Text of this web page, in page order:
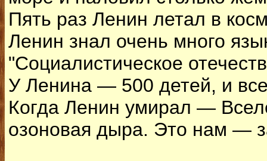
Пять раз Ленин летал в
Ленин знал очень много
"Социалистическое
У Ленина — 500 детей, и
Когда Ленин умирал —
озоновая дыра. Это нам —